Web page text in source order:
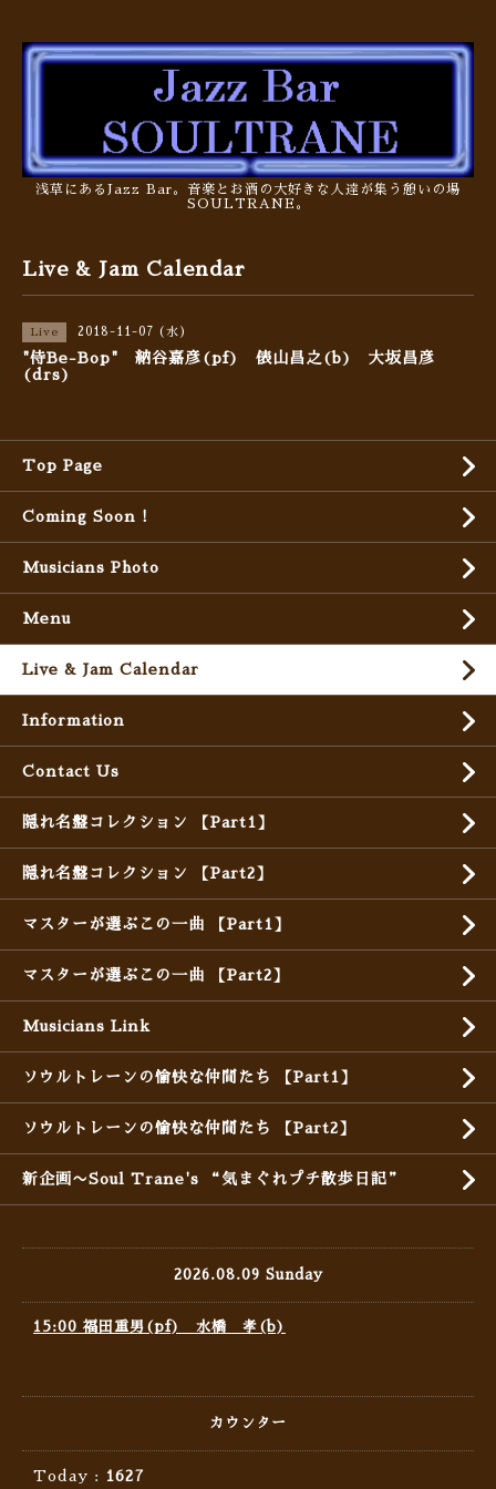
浅草にあるJazz Bar。音楽とお酒の大好きな人達が集う憩いの場
SOULTRANE。
Live & Jam Calendar
Live 2018-11-07 (水)
"侍Be-Bop" 納谷嘉彦(pf) 俵山昌之(b) 大坂昌彦
(drs)
Top Page
Coming Soon !
Musicians Photo
Menu
Live & Jam Calendar
Information
Contact Us
隠れ名盤コレクション 【Part1】
隠れ名盤コレクション 【Part2】
マスターが選ぶこの一曲 【Part1】
マスターが選ぶこの一曲 【Part2】
Musicians Link
ソウルトレーンの愉快な仲間たち 【Part1】
ソウルトレーンの愉快な仲間たち 【Part2】
新企画〜Soul Trane's “気まぐれプチ散歩日記”
2026.08.09 Sunday
15:00 福田重男(pf) 水橋 孝(b)
カウンター
Today : 1627